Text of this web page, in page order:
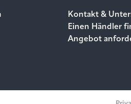
Kontakt &
Einen Händler
Angebot